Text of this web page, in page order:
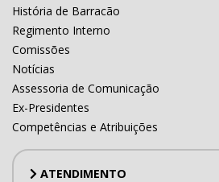
História de Barracão
Regimento Interno
Comissões
Notícias
Assessoria de Comunicação
Ex-Presidentes
Competências e Atribuições
ATENDIMENTO